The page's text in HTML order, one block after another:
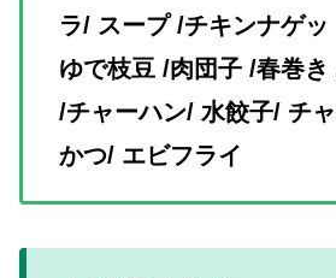
ラ/ スープ /チキンナゲ
ゆで枝豆 /肉団子 /春巻
/チャーハン/ 水餃子/ チ
かつ/ エビフライ